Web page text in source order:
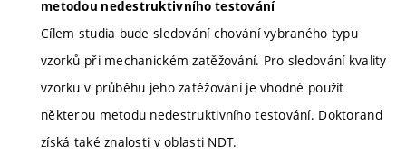
metodou nedestruktivního testování
Cílem studia bude sledování chování vybraného typu
vzorků při mechanickém zatěžování. Pro sledování kvality
vzorku v průběhu jeho zatěžování je vhodné použít
některou metodu nedestruktivního testování. Doktorand
získá také znalosti v oblasti NDT.